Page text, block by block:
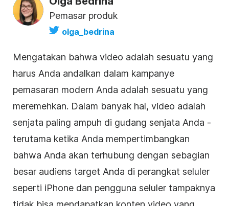
Pemasar produk
olga_bedrina
Mengatakan bahwa video adalah sesuatu yang
harus Anda andalkan dalam kampanye
pemasaran modern Anda adalah sesuatu yang
meremehkan. Dalam banyak hal, video adalah
senjata paling ampuh di gudang senjata Anda -
terutama ketika Anda mempertimbangkan
bahwa Anda akan terhubung dengan sebagian
besar audiens target Anda di perangkat seluler
seperti iPhone dan pengguna seluler tampaknya